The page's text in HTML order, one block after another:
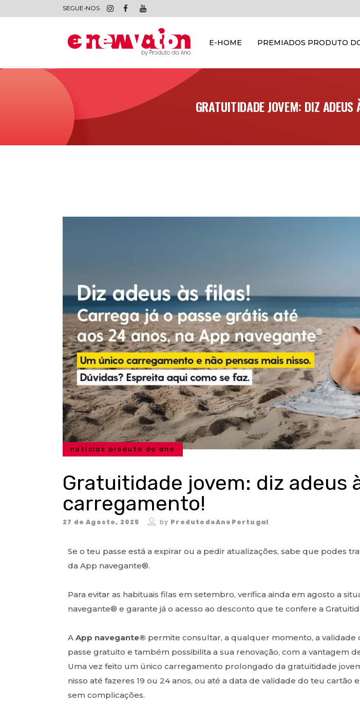
SEGUE-NOS
E-HOME PREMIADOS PRODUTO
GRATUITIDADE JOVEM: DIZ ADEUS
notícias produto do ano
Gratuitidade jovem: diz adeus
carregamento!
27 de Agosto, 2025 by ProdutodoAnoPortugal
Se o teu passe está a expirar ou a pedir atualizações, sabe que podes
da App navegante®.
Para evitar as habituais filas em setembro, verifica ainda em agosto a
navegante® e garante já o acesso ao desconto que te confere a
A App navegante® permite consultar, a qualquer momento, a validade
passe gratuito e também possibilita a sua renovação, com a vantagem
Uma vez feito um único carregamento prolongado da gratuitidade
nisso até fazeres 19 ou 24 anos, ou até a data de validade do teu cartão
sem complicações.